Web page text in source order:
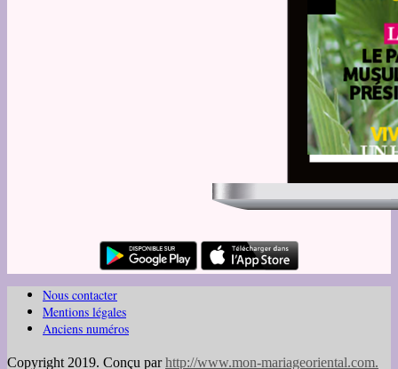
Nous contacter
Mentions légales
Anciens numéros
Copyright 2019. Conçu parhttp://www.mon-mariageoriental.com.